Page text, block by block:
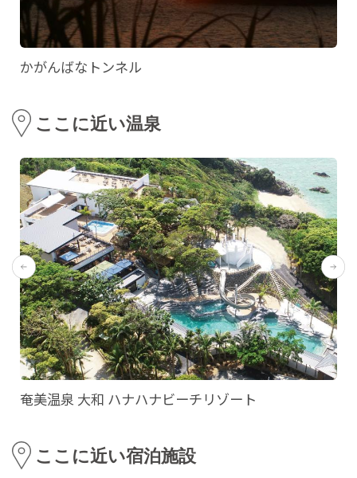
かがんばなトンネル
ここに近い温泉
奄美温泉 大和 ハナハナビーチリゾート
ここに近い宿泊施設